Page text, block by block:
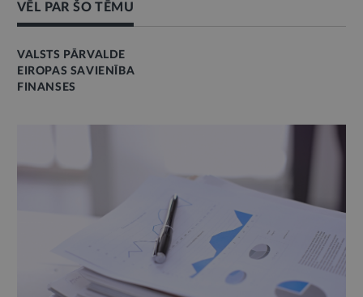
VĒL PAR ŠO TĒMU
VALSTS PĀRVALDE
EIROPAS SAVIENĪBA
FINANSES